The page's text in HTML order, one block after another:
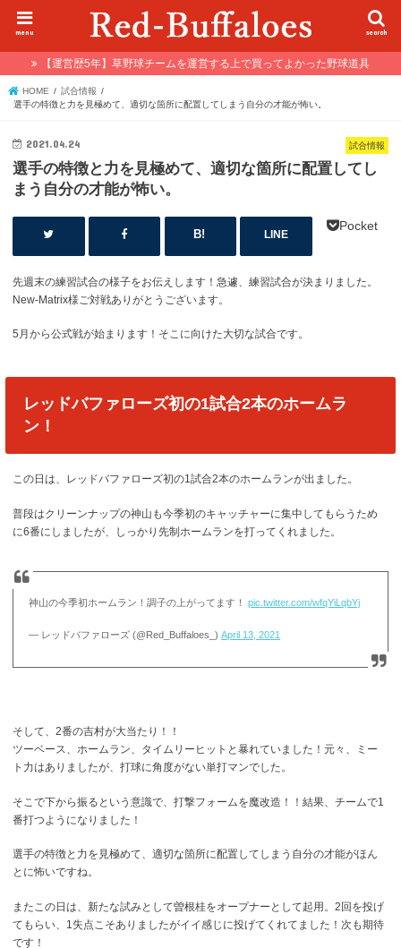
search
menu
【運営歴5年】草野球チームを運営する上で買ってよかった野球道具
HOME
試合情報
選手の特徴と力を見極めて、適切な箇所に配置してしまう自分の才能が怖い。
試合情報
2021.04.24
選手の特徴と力を見極めて、適切な箇所に配置してし
まう自分の才能が怖い。
LINE
Pocket
先週末の練習試合の様子をお伝えします！急遽、練習試合が決まりました。
New-Matrix様ご対戦ありがとうございます。
5月から公式戦が始まります！そこに向けた大切な試合です。
レッドバファローズ初の1試合2本のホームラ
ン！
この日は、レッドバファローズ初の1試合2本のホームランが出ました。
普段はクリーンナップの神山も今季初のキャッチャーに集中してもらうため
に6番にしましたが、しっかり先制ホームランを打ってくれました。
神山の今季初ホームラン！調子の上がってます！pic.twitter.com/wfqYiLqbYj
— レッドバファローズ (@Red_Buffaloes_)April 13, 2021
そして、2番の吉村が大当たり！！
ツーベース、ホームラン、タイムリーヒットと暴れていました！元々、ミー
ト力はありましたが、打球に角度がない単打マンでした。
そこで下から振るという意識で、打撃フォームを魔改造！！結果、チームで1
番打つようになりました！
選手の特徴と力を見極めて、適切な箇所に配置してしまう自分の才能がほん
とに怖いですね。
またこの日は、新たな試みとして曽根桂をオープナーとして起用。2回を投げ
てもらい、1失点こそありましたがイイ感じに投げてくれてました！次も期待
です！